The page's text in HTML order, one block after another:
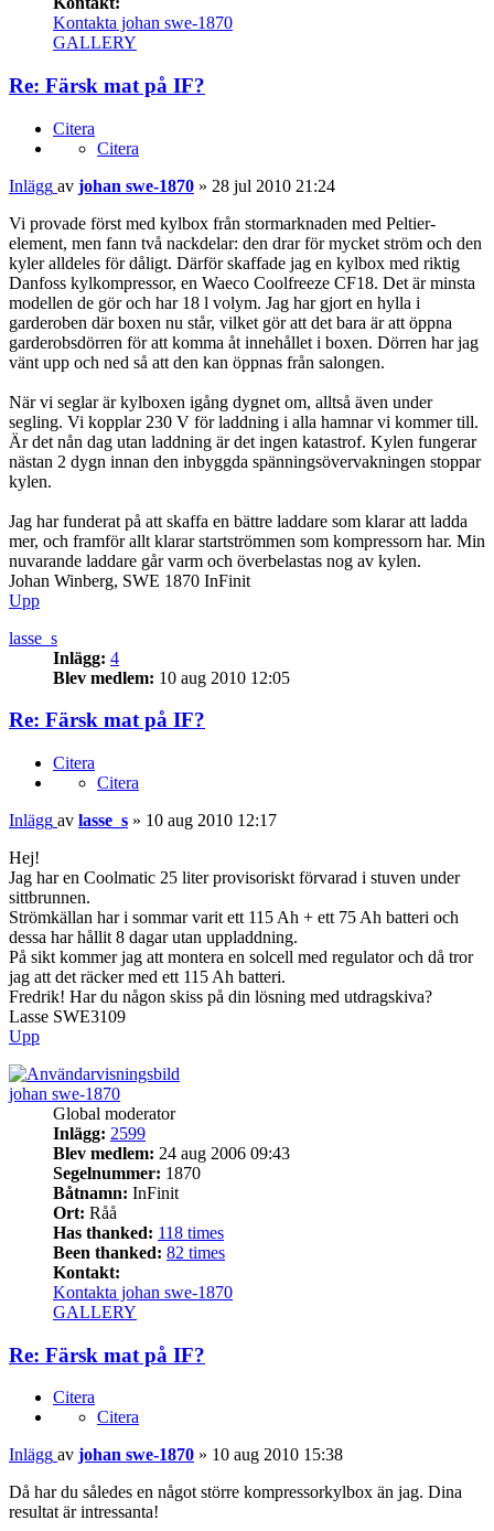
Kontakta johan swe-1870
GALLERY
Re: Färsk mat på IF?
Citera
Citera
Inlägg av johan swe-1870 » 28 jul 2010 21:24
Vi provade först med kylbox från stormarknaden med Peltier-
element, men fann två nackdelar: den drar för mycket ström och den
kyler alldeles för dåligt. Därför skaffade jag en kylbox med riktig
Danfoss kylkompressor, en Waeco Coolfreeze CF18. Det är minsta
modellen de gör och har 18 l volym. Jag har gjort en hylla i
garderoben där boxen nu står, vilket gör att det bara är att öppna
garderobsdörren för att komma åt innehållet i boxen. Dörren har jag
vänt upp och ned så att den kan öppnas från salongen.
När vi seglar är kylboxen igång dygnet om, alltså även under
segling. Vi kopplar 230 V för laddning i alla hamnar vi kommer till.
Är det nån dag utan laddning är det ingen katastrof. Kylen fungerar
nästan 2 dygn innan den inbyggda spänningsövervakningen stoppar
kylen.
Jag har funderat på att skaffa en bättre laddare som klarar att ladda
mer, och framför allt klarar startströmmen som kompressorn har. Min
nuvarande laddare går varm och överbelastas nog av kylen.
Johan Winberg, SWE 1870 InFinit
Upp
lasse_s
Inlägg: 4
Blev medlem: 10 aug 2010 12:05
Re: Färsk mat på IF?
Citera
Citera
Inlägg av lasse_s » 10 aug 2010 12:17
Hej!
Jag har en Coolmatic 25 liter provisoriskt förvarad i stuven under
sittbrunnen.
Strömkällan har i sommar varit ett 115 Ah + ett 75 Ah batteri och
dessa har hållit 8 dagar utan uppladdning.
På sikt kommer jag att montera en solcell med regulator och då tror
jag att det räcker med ett 115 Ah batteri.
Fredrik! Har du någon skiss på din lösning med utdragskiva?
Lasse SWE3109
Upp
johan swe-1870
Global moderator
Inlägg: 2599
Blev medlem: 24 aug 2006 09:43
Segelnummer: 1870
Båtnamn: InFinit
Ort: Råå
Has thanked: 118 times
Been thanked: 82 times
Kontakt:
Kontakta johan swe-1870
GALLERY
Re: Färsk mat på IF?
Citera
Citera
Inlägg av johan swe-1870 » 10 aug 2010 15:38
Då har du således en något större kompressorkylbox än jag. Dina
resultat är intressanta!